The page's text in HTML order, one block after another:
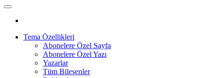
Tema Özellikleri
Abonelere Özel Sayfa
Abonelere Özel Yazı
Yazarlar
Tüm Bileşenler